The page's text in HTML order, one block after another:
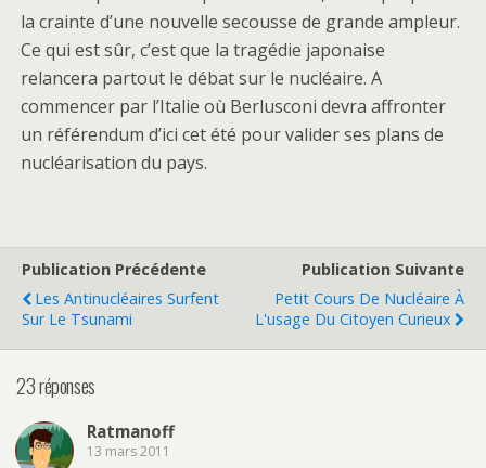
la crainte d’une nouvelle secousse de grande ampleur.
Ce qui est sûr, c’est que la tragédie japonaise
relancera partout le débat sur le nucléaire. A
commencer par l’Italie où Berlusconi devra affronter
un référendum d’ici cet été pour valider ses plans de
nucléarisation du pays.
Publication Précédente
Les Antinucléaires Surfent
Sur Le Tsunami
Publication Suivante
Petit Cours De Nucléaire À
L'usage Du Citoyen Curieux
23 réponses
Ratmanoff
13 mars 2011